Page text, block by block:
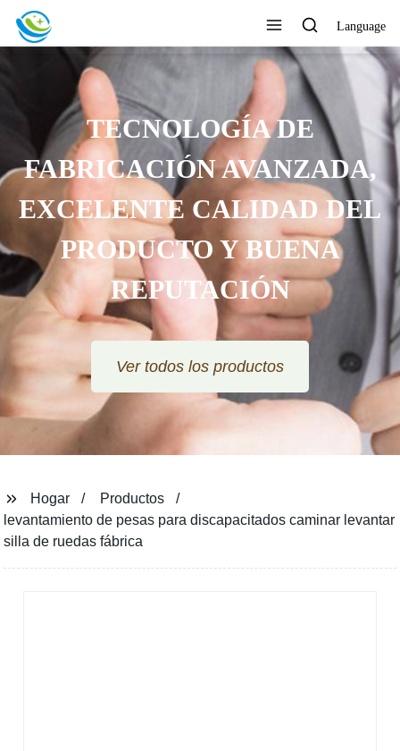
Language
Hogar
Productos
levantamiento de pesas para discapacitados caminar levantar
silla de ruedas fábrica